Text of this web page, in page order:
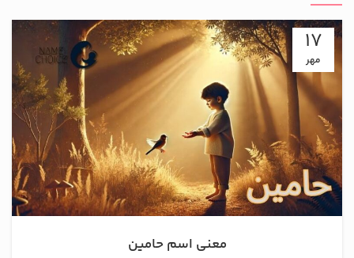
17
مهر
معنی اسم حامین